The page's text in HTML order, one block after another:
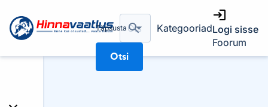
Täpsusta
Otsi
KategooriadLogi sisse
Foorum